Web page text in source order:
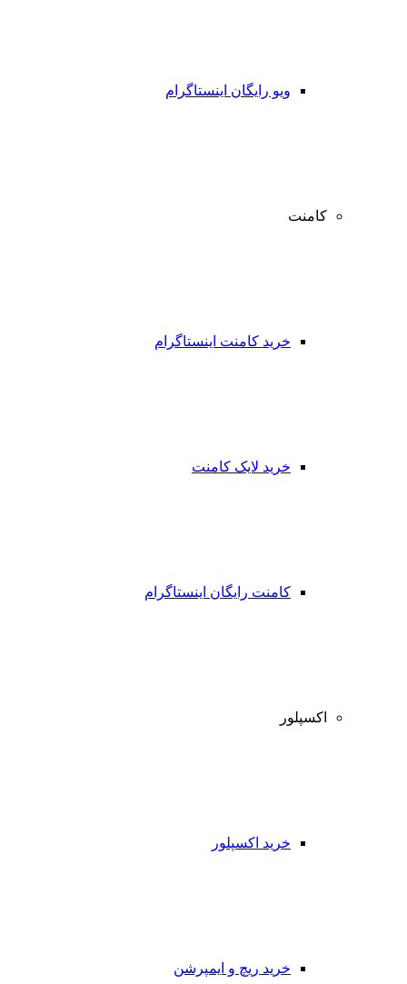
ویو رایگان اینستاگرام
کامنت
خرید کامنت اینستاگرام
خرید لایک کامنت
کامنت رایگان اینستاگرام
اکسپلور
خرید اکسپلور
خرید ریچ و ایمپرشن